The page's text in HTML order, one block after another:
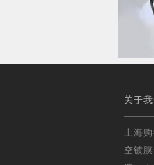
关于
上海
空镀